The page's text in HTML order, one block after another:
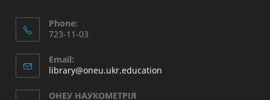
Phone:
723-11-03
Email:
library@oneu.ukr.education
ОНЕУ НАУКОМЕТРІЯ